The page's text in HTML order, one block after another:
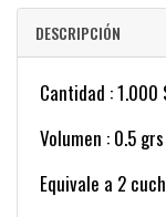
DESCRIPCIÓN
Cantidad : 1.000
Volumen : 0.5
Equivale a 2